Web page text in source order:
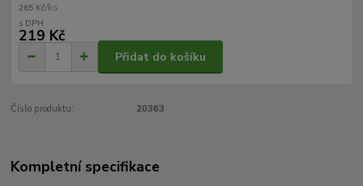
265 Kč/ks
219 Kč
Přidat do košíku
Číslo produktu: 20363
Kompletní specifikace